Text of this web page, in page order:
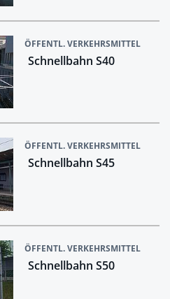
ÖFFENTL. VERKEHRSMITTEL
Schnellbahn S40
ÖFFENTL. VERKEHRSMITTEL
Schnellbahn S45
ÖFFENTL. VERKEHRSMITTEL
Schnellbahn S50